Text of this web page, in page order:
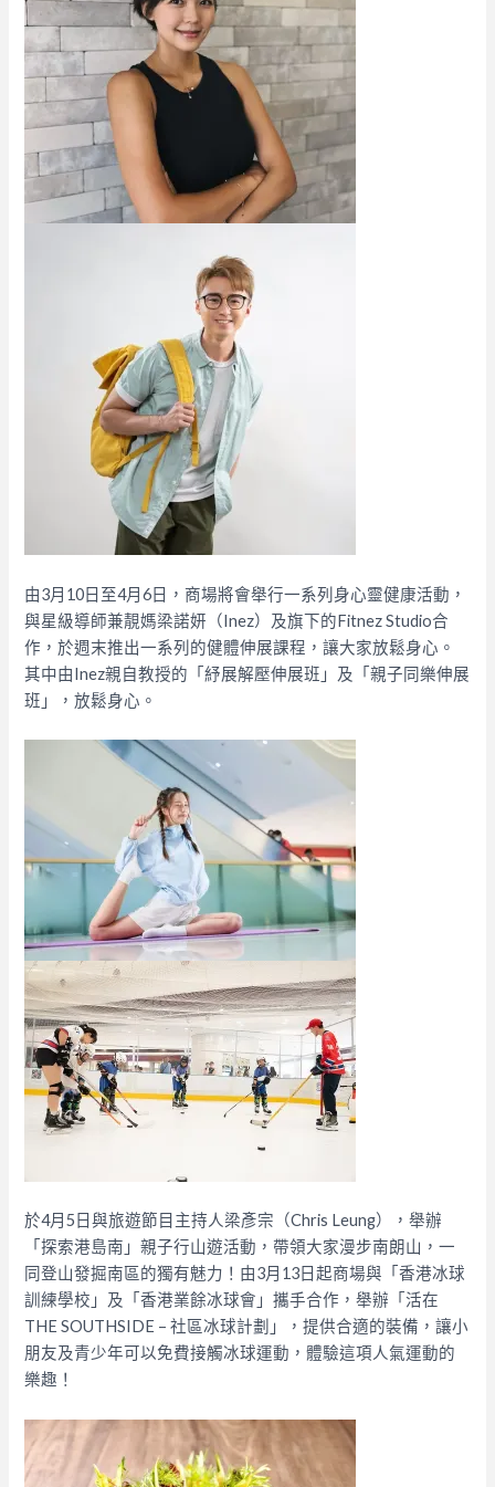
由3月10日至4月6日，商場將會舉行一系列身心靈健康活動，
與星級導師兼靚媽梁諾妍（Inez）及旗下的Fitnez Studio合
作，於週末推出一系列的健體伸展課程，讓大家放鬆身心。
其中由Inez親自教授的「紓展解壓伸展班」及「親子同樂伸展
班」，放鬆身心。
於4月5日與旅遊節目主持人梁彥宗（Chris Leung），舉辦
「探索港島南」親子行山遊活動，帶領大家漫步南朗山，一
同登山發掘南區的獨有魅力！由3月13日起商場與「香港冰球
訓練學校」及「香港業餘冰球會」攜手合作，舉辦「活在
THE SOUTHSIDE – 社區冰球計劃」，提供合適的裝備，讓小
朋友及青少年可以免費接觸冰球運動，體驗這項人氣運動的
樂趣！